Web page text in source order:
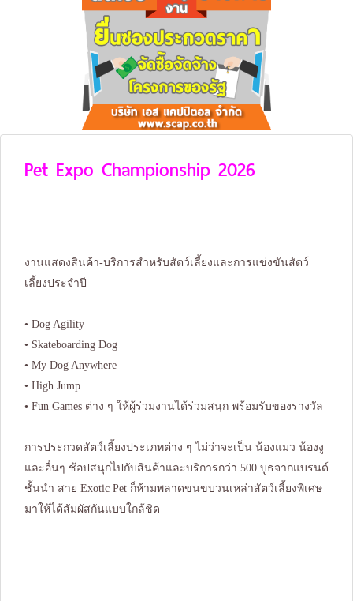
Pet Expo Championship 2026
งานแสดงสินค้า-บริการสำหรับสัตว์เลี้ยงและการแข่งขันสัตว์
เลี้ยงประจำปี
• Dog Agility
• Skateboarding Dog
• My Dog Anywhere
• High Jump
• Fun Games ต่าง ๆ ให้ผู้ร่วมงานได้ร่วมสนุก พร้อมรับของรางวัล
การประกวดสัตว์เลี้ยงประเภทต่าง ๆ ไม่ว่าจะเป็น น้องแมว น้องงู
และอื่นๆ ช้อปสนุกไปกับสินค้าและบริการกว่า 500 บูธจากแบรนด์
ชั้นนำ สาย Exotic Pet ก็ห้ามพลาดขนขบวนเหล่าสัตว์เลี้ยงพิเศษ
มาให้ได้สัมผัสกันแบบใกล้ชิด